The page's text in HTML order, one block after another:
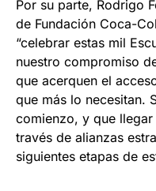
Por su parte, Rodrigo
de Fundación Coca-
“celebrar estas mil
nuestro compromiso
que acerquen el
que más lo necesitan.
comienzo, y que
través de alianzas
siguientes etapas de